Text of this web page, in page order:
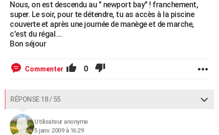
Nous, on est descendu au " newport bay" ! franchement,
super. Le soir, pour te détendre, tu as accès à la piscine
couverte et après une journée de manège et de marche,
c'est du régal....
Bon séjour
Commenter 0
RÉPONSE 18 / 55
Utilisateur anonyme
5 janv. 2009 à 16:29